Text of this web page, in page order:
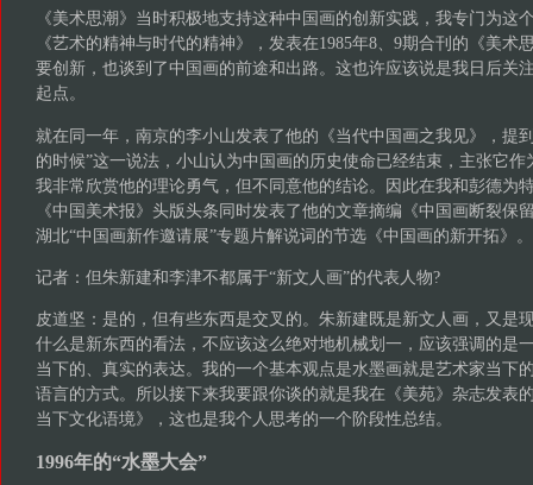
《美术思潮》当时积极地支持这种中国画的创新实践，我专门为这
《艺术的精神与时代的精神》，发表在1985年8、9期合刊的《美术
要创新，也谈到了中国画的前途和出路。这也许应该说是我日后关
起点。
就在同一年，南京的李小山发表了他的《当代中国画之我见》，提
的时候”这一说法，小山认为中国画的历史使命已经结束，主张它
我非常欣赏他的理论勇气，但不同意他的结论。因此在我和彭德为
《中国美术报》头版头条同时发表了他的文章摘编《中国画断裂保
湖北“中国画新作邀请展”专题片解说词的节选《中国画的新开拓》。
记者：但朱新建和李津不都属于“新文人画”的代表人物?
皮道坚：是的，但有些东西是交叉的。朱新建既是新文人画，又是
什么是新东西的看法，不应该这么绝对地机械划一，应该强调的是
当下的、真实的表达。我的一个基本观点是水墨画就是艺术家当下
语言的方式。所以接下来我要跟你谈的就是我在《美苑》杂志发表
当下文化语境》，这也是我个人思考的一个阶段性总结。
1996年的“水墨大会”